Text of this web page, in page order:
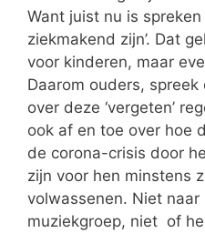
Want juist nu is
ziekmakend zijn’. Dat
voor kinderen, maar
Daarom ouders,
over deze ‘vergeten’
ook af en toe over hoe
de corona-crisis door
zijn voor hen minstens
volwassenen. Niet
muziekgroep, niet of